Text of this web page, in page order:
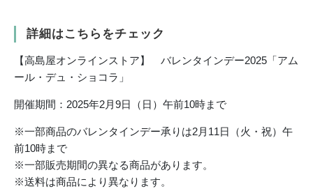
詳細はこちらをチェック
【高島屋オンラインストア】 バレンタインデー2025「アム
ール・デュ・ショコラ」
開催期間：2025年2月9日（日）午前10時まで
※一部商品のバレンタインデー承りは2月11日（火・祝）午
前10時まで
※一部販売期間の異なる商品があります。
※送料は商品により異なります。